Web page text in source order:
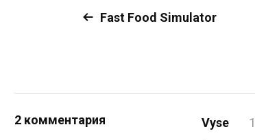
Fast Food Simulator
2 комментария Vyse